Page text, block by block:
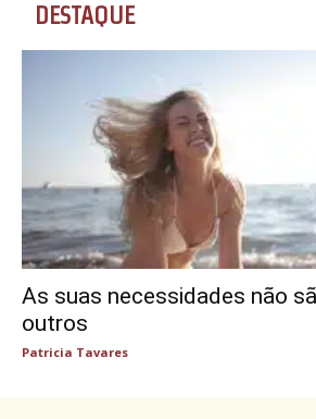
DESTAQUE
As suas necessidades não
outros
Patricia Tavares